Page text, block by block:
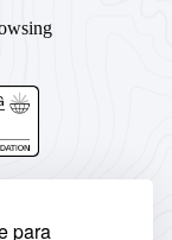
para